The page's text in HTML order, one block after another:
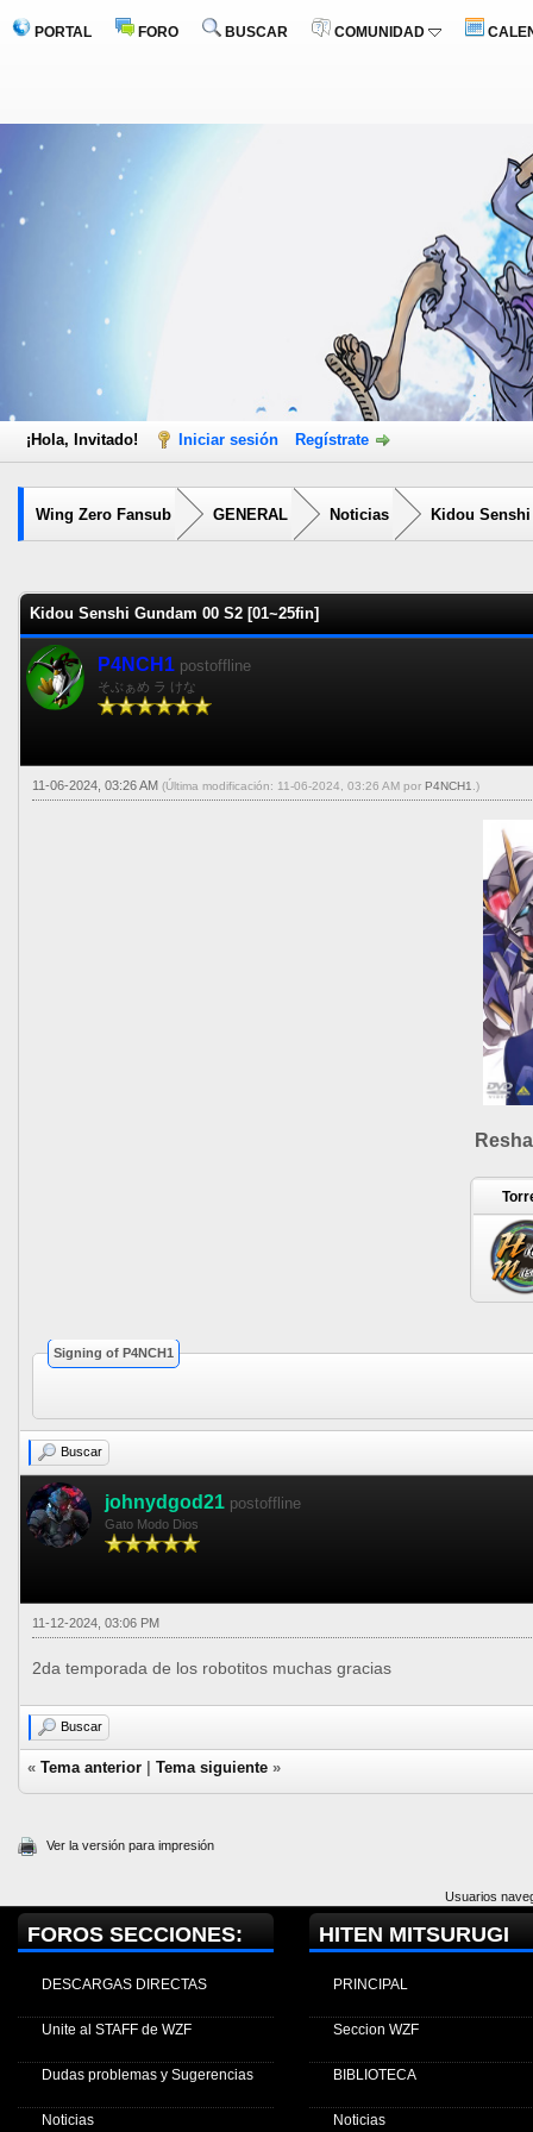
PORTAL FORO BUSCAR COMUNIDAD
¡Hola, Invitado! Iniciar sesión Regístrate
Wing Zero Fansub GENERAL Noticias Kidou
Kidou Senshi Gundam 00 S2 [01~25fin]
P4NCH1 postoffline
そぶぁめ ラ けな
11-06-2024, 03:26 AM (Última modificación: 11-06-2024, 03:26 AM por P4NCH1 .)
Signing of P4NCH1
Buscar
johnydgod21 postoffline
Gato Modo Dios
11-12-2024, 03:06 PM
2da temporada de los robotitos muchas gracias
Buscar
« Tema anterior Tema siguiente »
Ver la versión para impresión
Usuarios
FOROS SECCIONES:
DESCARGAS DIRECTAS
Unite al STAFF de WZF
Dudas problemas y Sugerencias
Noticias
HITEN MITSURUGI
PRINCIPAL
Seccion WZF
BIBLIOTECA
Noticias